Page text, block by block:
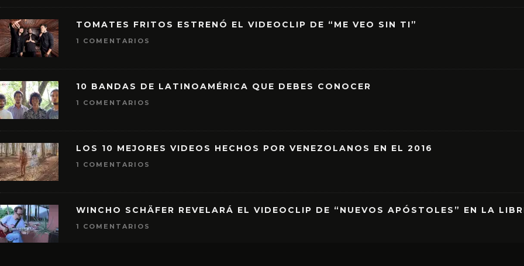
TOMATES FRITOS ESTRENÓ EL VIDEOCLIP DE “ME VEO SIN TI”
1 COMENTARIOS
10 BANDAS DE LATINOAMÉRICA QUE DEBES CONOCER
1 COMENTARIOS
LOS 10 MEJORES VIDEOS HECHOS POR VENEZOLANOS EN EL 2016
1 COMENTARIOS
WINCHO SCHÄFER REVELARÁ EL VIDEOCLIP DE “NUEVOS APÓSTOLES” EN LA
1 COMENTARIOS